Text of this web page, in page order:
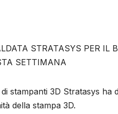
STRATASYS PER IL
SETTIMANA
stampanti 3D Stratasys
della stampa 3D.